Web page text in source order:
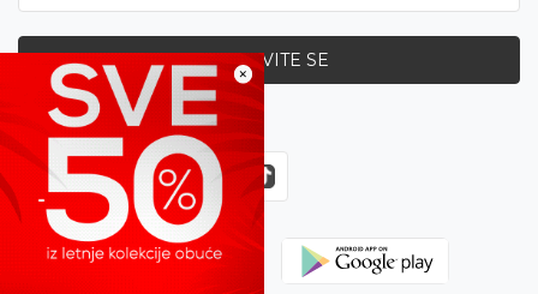
×
PRIJAVITE SE
Zapratite nas